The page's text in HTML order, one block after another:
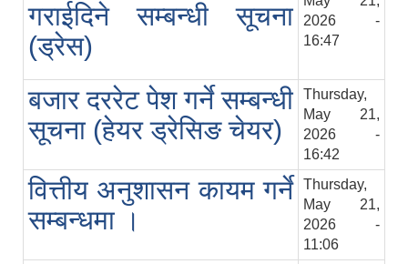
गराईदिने सम्बन्धी सूचना
(ड्रेस)
2026 -
16:47
बजार दररेट पेश गर्ने सम्बन्धी
सूचना (हेयर ड्रेसिङ चेयर)
Thursday,
May 21,
2026 -
16:42
वित्तीय अनुशासन कायम गर्ने
सम्बन्धमा ।
Thursday,
May 21,
2026 -
11:06